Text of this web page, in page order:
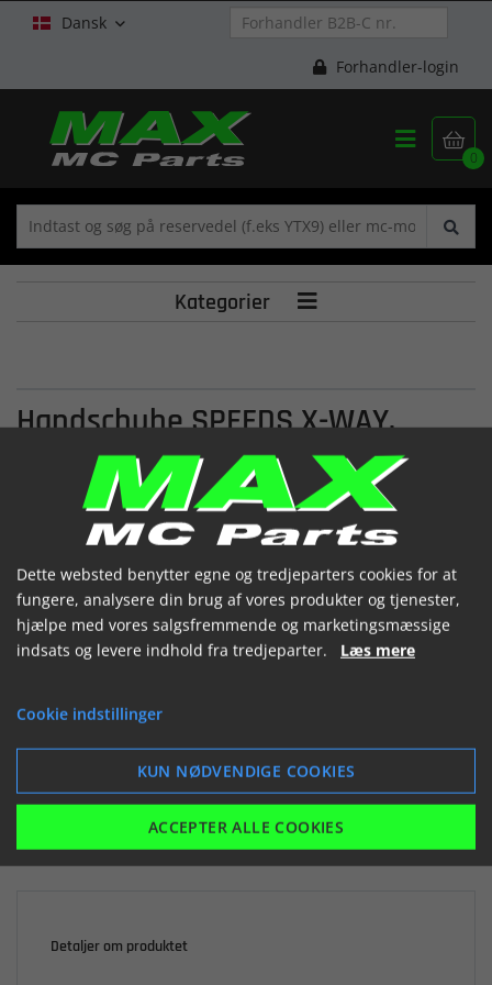
Dansk 
Forhandler-login

0

Kategorier 
Handschuhe SPEEDS X-WAY.
schwarz/grau. L
(786-1843-L-MAN)

471,20 kr.inkl. moms
Detaljer om produktet
Dette websted benytter egne og tredjeparters cookies for at
fungere, analysere din brug af vores produkter og tjenester,
hjælpe med vores salgsfremmende og marketingsmæssige
indsats og levere indhold fra tredjeparter. Læs mere
Cookie indstillinger
KUN NØDVENDIGE COOKIES
ACCEPTER ALLE COOKIES